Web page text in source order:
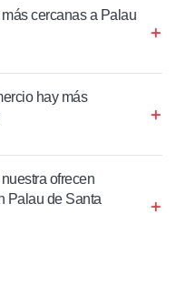
cercanas a Palau
hay más
ofrecen
Palau de Santa